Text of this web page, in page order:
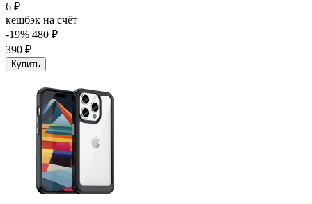
6 ₽
кешбэк на счёт
-19% 480 ₽
390 ₽
Купить